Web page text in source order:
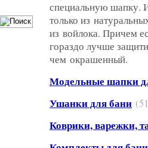
специальную шапку.
только из
из войлока. Причем
гораздо лучше
чем окрашенный.
Модельные шапки
Ушанки для бани
Коврики, варежки,